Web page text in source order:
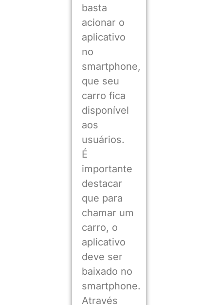
basta
acionar o
aplicativo
no
smartphone,
que seu
carro fica
disponível
aos
usuários.
É
importante
destacar
que para
chamar um
carro, o
aplicativo
deve ser
baixado no
smartphone.
Através